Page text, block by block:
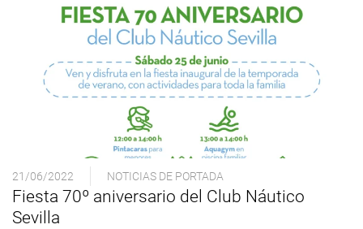
21/06/2022 NOTICIAS DE PORTADA
Fiesta 70º aniversario del Club Náutico
Sevilla